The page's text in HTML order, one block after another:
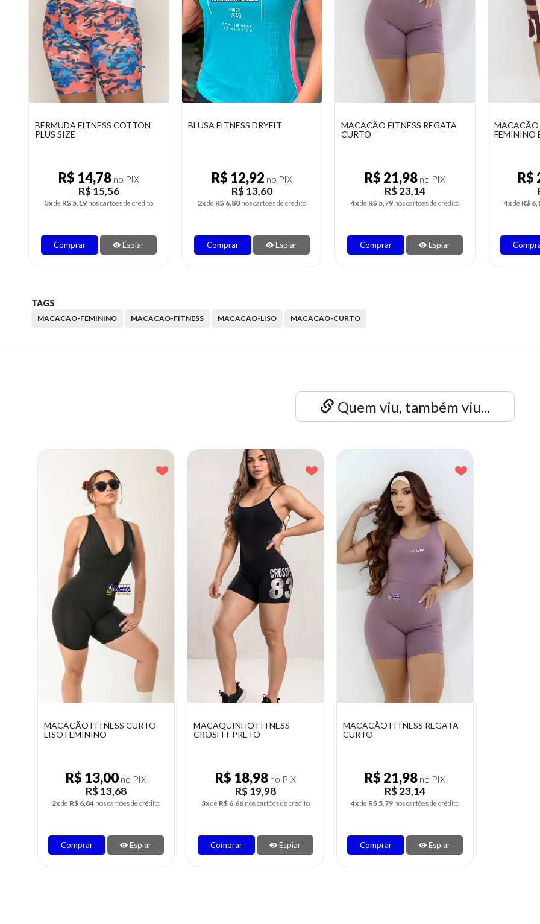
MACACÃO FITNESS SUPLEX
BÁSICO
R$ 22,62no PIX
R$ 23,81
4xdeR$ 5,95nos cartões de crédito
Comprar Espiar
BERMUDA FITNESS COTTON
R$ 14,78no PIX
R$ 15,56
3xdeR$ 5,19nos cartões de crédito
Comprar Espiar
BLUSA FITNESS DRYFIT
R$ 12,92no PIX
R$ 13,60
2xdeR$ 6,80nos cartões de crédito
Comprar Espiar
MACACÃO
CURTO
R$
4xdeR$
TAGS
MACACAO-FEMININO MACACAO-FITNESS MACACAO-LISO MACACAO-CURTO
Quem viu, também viu...
MACACÃO FITNESS CURTO
LISO FEMININO
R$ 13,00 no PIX
R$ 13,68
2xde R$ 6,84 nos cartões de crédito
Comprar Espiar
MACAQUINHO FITNESS
CROSFIT PRETO
R$ 18,98 no PIX
R$ 19,98
3xde R$ 6,66 nos cartões de crédito
Comprar Espiar
MACACÃO FITNESS REGATA
CURTO
R$ 21,98 no PIX
R$ 23,14
4xde R$ 5,79 nos cartões de crédito
Comprar Espiar